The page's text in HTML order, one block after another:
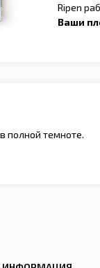
Ripen
Ваши
полной темноте.